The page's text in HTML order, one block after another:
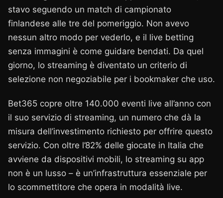
stavo seguendo un match di campionato
finlandese alle tre del pomeriggio. Non avevo
nessun altro modo per vederlo, e il live betting
senza immagini è come guidare bendati. Da quel
giorno, lo streaming è diventato un criterio di
selezione non negoziabile per i bookmaker che uso.
Bet365 copre oltre 140.000 eventi live all’anno con
il suo servizio di streaming, un numero che dà la
misura dell’investimento richiesto per offrire questo
servizio. Con oltre l’82% delle giocate in Italia che
avviene da dispositivi mobili, lo streaming su app
non è un lusso – è un’infrastruttura essenziale per
lo scommettitore che opera in modalità live.